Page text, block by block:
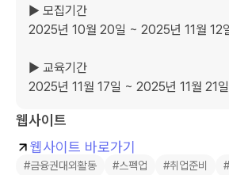
▶ 모집기간
2025년 10월 20일 ~ 2025년 11월 12
▶ 교육기간
2025년 11월 17일 ~ 2025년 11월 21일
웹사이트
웹사이트 바로가기
#금융권대외활동 #스펙업 #취업준비